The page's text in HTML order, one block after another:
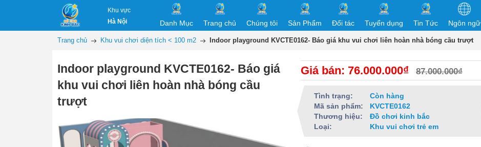
Khu vực
Hà Nội
Danh Mục Trang chủ Chúng tôi Sản Phẩm Đối tác Tuyển dụng Tin Tức Ngôn ngữ
Trang chủ Khu vui chơi diện tích < 100 m2 Indoor playground KVCTE0162- Báo giá khu vui chơi liên hoàn nhà bóng cầu trượt
Indoor playground KVCTE0162- Báo giá
khu vui chơi liên hoàn nhà bóng cầu
trượt
Giá bán: 76.000.000₫ 87.000.000₫
Tình trạng:
Còn hàng
Mã sản phẩm:
KVCTE0162
Thương hiệu:
Đồ chơi kinh bắc
Loại:
Khu vui chơi trẻ em